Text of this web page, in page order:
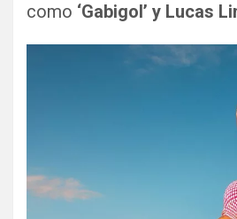
como ‘Gabigol’ y Lucas